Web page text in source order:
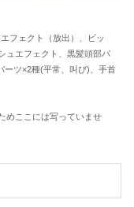
フェクト（放出）、ビッ
ュエフェクト、黒髪頭部パ
ーツ×2種(平常、叫び)、手首
めここには写っていませ